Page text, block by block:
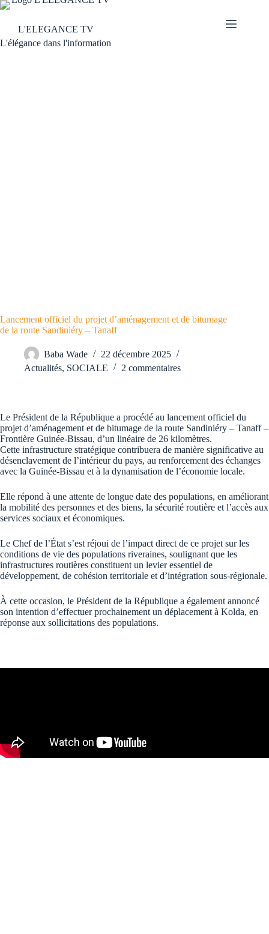
L'ELEGANCE TV
L'élégance dans l'information
Lancement officiel du projet d’aménagement et de bitumage
de la route Sandiniéry – Tanaff
Baba Wade
22 décembre 2025
Actualités, SOCIALE 2 commentaires
Le Président de la République a procédé au lancement officiel du
projet d’aménagement et de bitumage de la route Sandiniéry – Tanaff –
Frontière Guinée-Bissau, d’un linéaire de 26 kilomètres.
Cette infrastructure stratégique contribuera de manière significative au
désenclavement de l’intérieur du pays, au renforcement des échanges
avec la Guinée-Bissau et à la dynamisation de l’économie locale.
Elle répond à une attente de longue date des populations, en améliorant
la mobilité des personnes et des biens, la sécurité routière et l’accès aux
services sociaux et économiques.
Le Chef de l’État s’est réjoui de l’impact direct de ce projet sur les
conditions de vie des populations riveraines, soulignant que les
infrastructures routières constituent un levier essentiel de
développement, de cohésion territoriale et d’intégration sous-régionale.
À cette occasion, le Président de la République a également annoncé
son intention d’effectuer prochainement un déplacement à Kolda, en
réponse aux sollicitations des populations.